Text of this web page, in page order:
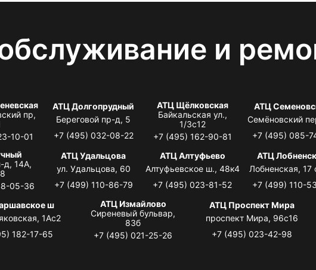
и
пр,
10-01
АТЦ Долгопрудный
Береговой пр-д, 5
+7 (495) 032-08-22
АТЦ Щёлковская
Байкальская ул.,
1/3с12
+7 (495) 162-90-81
АТЦ
Семёновский
+7 (495) 085-
д, 14А,
05-36
АТЦ Удальцова
ул. Удальцова, 60
+7 (499) 110-86-79
АТЦ Алтуфьево
Алтуфьевское ш., 48к4
+7 (495) 023-81-52
АТЦ
Лобненская, 17
+7 (499) 110-
ш
1Ас2
182-17-65
АТЦ Измайлово
Сиреневый бульвар,
83б
+7 (495) 021-25-26
АТЦ Проспект Мира
проспект Мира, 96с16
+7 (495) 023-42-98